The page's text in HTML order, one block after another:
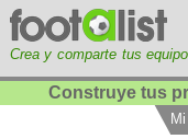
Crea y comparte tus
Construye tus